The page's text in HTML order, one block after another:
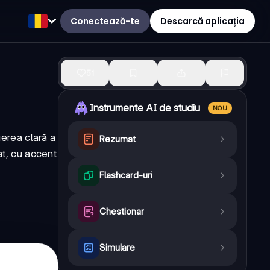
Conectează-te Descarcă aplicația
clară a
cu accent
Instrumente AI de studiu NOU
Rezumat
Flashcard-uri
Chestionar
Simulare